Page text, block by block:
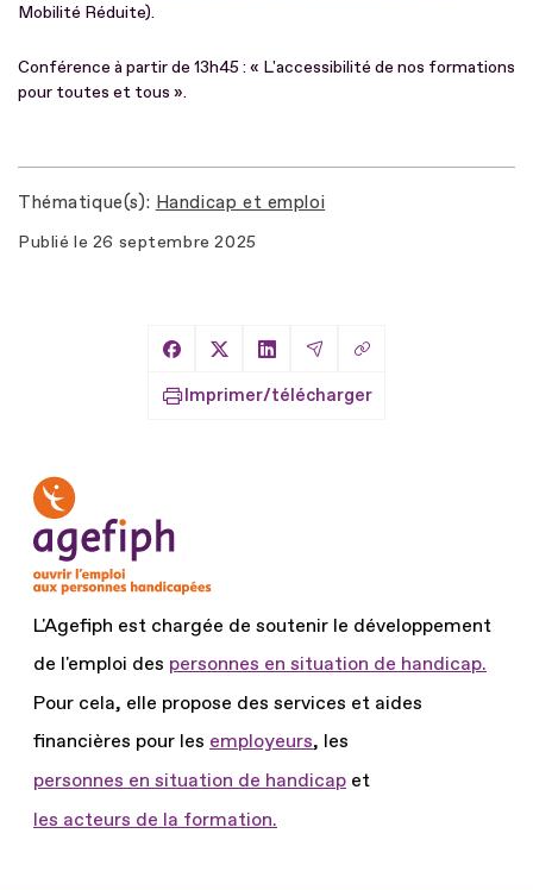
Mobilité Réduite).
Conférence à partir de 13h45 : « L'accessibilité de nos formations
pour toutes et tous ».
Thématique(s) Handicap et emploi
Publié le 26 septembre 2025
Partager sur Facebook
Partager sur X
Partager sur LinkedIn
Partager par Email
Copier le lien
Imprimer/télécharger
L'Agefiph est chargée de soutenir le développement
de l'emploi des personnes en situation de handicap.
Pour cela, elle propose des services et aides
financières pour les employeurs, les
personnes en situation de handicap et
les acteurs de la formation.